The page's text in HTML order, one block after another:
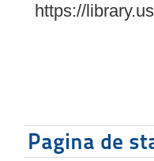
https://
Pagina de